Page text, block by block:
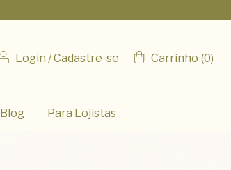
Login /Cadastre-se Carrinho (0)
Blog Para Lojistas